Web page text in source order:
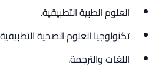
العلوم الطبية التطبيقية.
تكنولوجيا العلوم الصحية التطبيقية.
اللغات والترجمة.